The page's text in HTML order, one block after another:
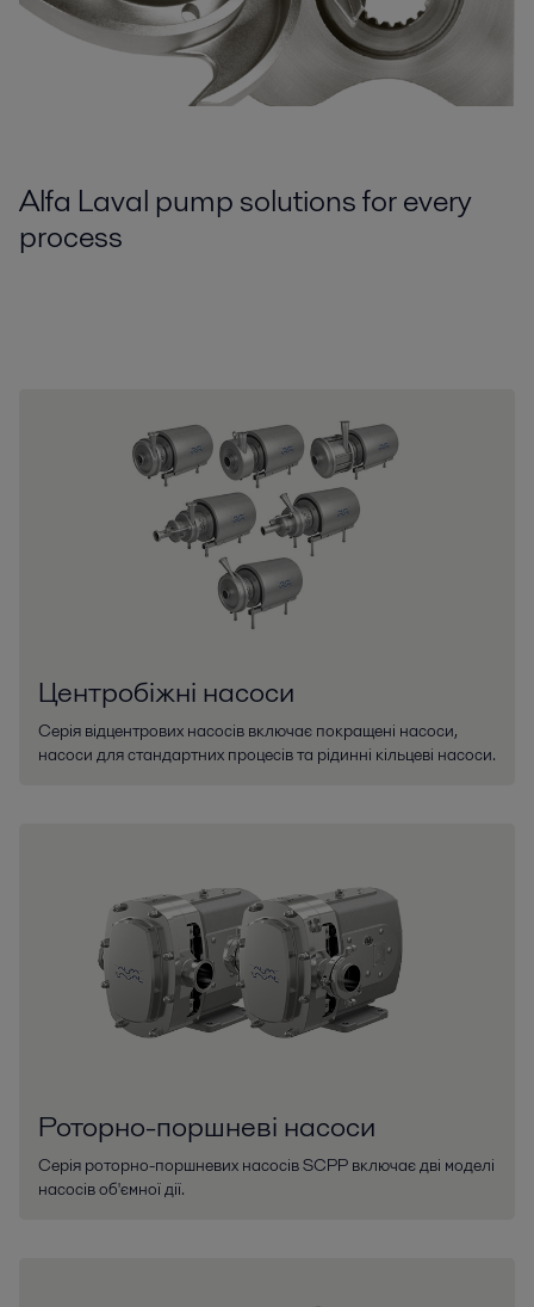
Alfa Laval pump solutions for every
process
Центробіжні насоси
Серія відцентрових насосів включає покращені насоси,
насоси для стандартних процесів та рідинні кільцеві насоси.
Роторно-поршневі насоси
Серія роторно-поршневих насосів SCPP включає дві моделі
насосів об'ємної дії.